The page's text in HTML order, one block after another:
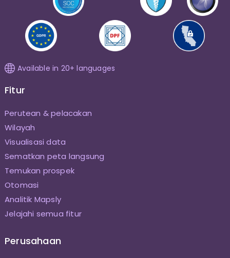
Available in 20+ languages
Fitur
Perutean & pelacakan
Wilayah
Visualisasi data
Sematkan peta langsung
Temukan prospek
Otomasi
Analitik Mapsly
Jelajahi semua fitur
Perusahaan